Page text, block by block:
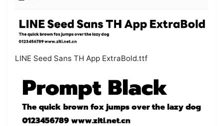
LINE Seed Sans TH App ExtraBold.ttf